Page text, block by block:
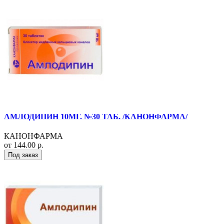
АМЛОДИПИН 10МГ. №30 ТАБ. /КАНОНФАРМА/
КАНОНФАРМА
от 144.00 р.
Под заказ